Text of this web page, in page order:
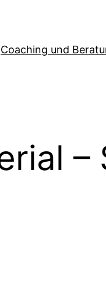
Coaching und
–